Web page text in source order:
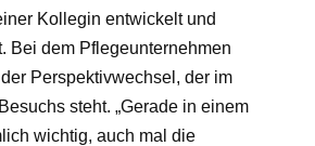
Kollegin entwickelt und
Bei dem Pflegeunternehmen
Perspektivwechsel, der im
steht. „Gerade in einem
wichtig, auch mal die